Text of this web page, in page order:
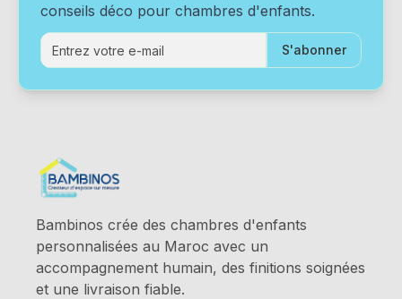
conseils déco pour chambres d'enfants.
S'abonner
Bambinos crée des chambres d'enfants
personnalisées au Maroc avec un
accompagnement humain, des finitions soignées
et une livraison fiable.